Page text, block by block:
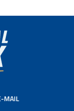
MAIL